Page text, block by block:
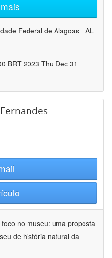
Federal de Alagoas - AL
BRT 2023-Thu Dec 31
no museu: uma proposta
de história natural da